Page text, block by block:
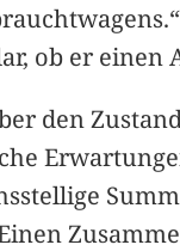
ob er einen
den